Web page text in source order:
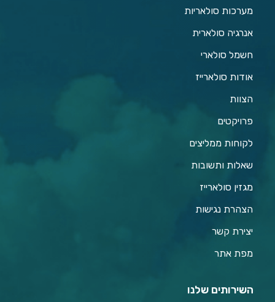
מערכות סולאריות
אנרגיה סולארית
חשמל סולארי
אודות סולארייז
הצוות
פרויקטים
לקוחות ממליצים
שאלות ותשובות
מגזין סולארייז
הצהרת נגישות
יצירת קשר
מפת אתר
השירותים שלנו